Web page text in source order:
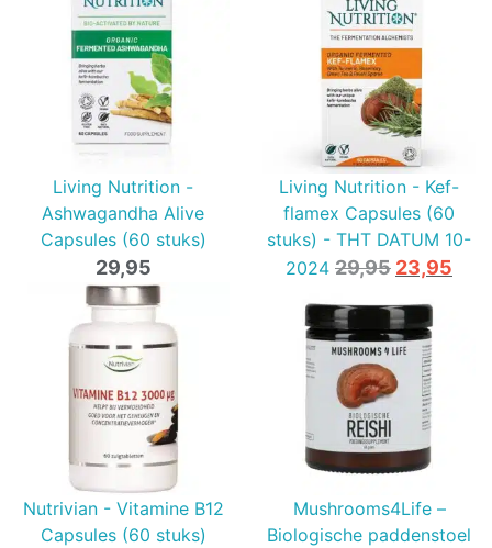
Living Nutrition -
Ashwagandha Alive
Capsules (60 stuks)
29,95
Living Nutrition - Kef-
flamex Capsules (60
stuks) - THT DATUM 10-
2024 29,95
was:
29,95.
23,95
Nutrivian - Vitamine B12
Capsules (60 stuks)
Mushrooms4Life –
Biologische paddenstoel